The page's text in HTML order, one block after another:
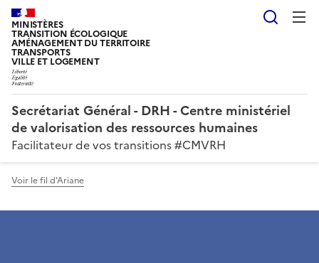
MINISTÈRES
TRANSITION ÉCOLOGIQUE
AMÉNAGEMENT DU TERRITOIRE
TRANSPORTS
VILLE ET LOGEMENT
Secrétariat Général - DRH - Centre ministériel
de valorisation des ressources humaines
Facilitateur de vos transitions #CMVRH
Voir le fil d'Ariane